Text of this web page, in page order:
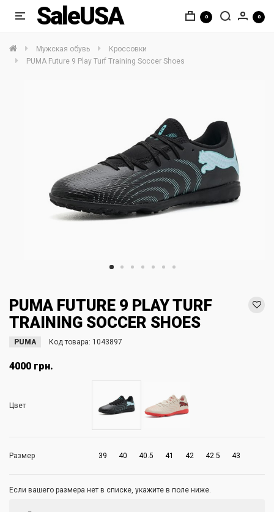
SaleUSA 0 0
Мужская обувь
Кроссовки
PUMA Future 9 Play Turf Training Soccer Shoes
PUMA FUTURE 9 PLAY TURF
TRAINING SOCCER SHOES
PUMA Код товара: 1043897
4000 грн.
Цвет
Размер 39 40 40.5 41 42 42.5 43
Если вашего размера нет в списке, укажите в поле ниже.